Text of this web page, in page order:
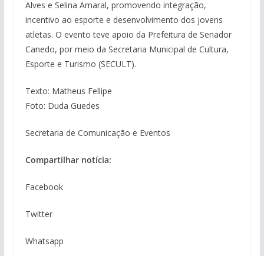
Alves e Selina Amaral, promovendo integração,
incentivo ao esporte e desenvolvimento dos jovens
atletas. O evento teve apoio da Prefeitura de Senador
Canedo, por meio da Secretaria Municipal de Cultura,
Esporte e Turismo (SECULT).
Texto: Matheus Fellipe
Foto: Duda Guedes
Secretaria de Comunicação e Eventos
Compartilhar notícia:
Facebook
Twitter
Whatsapp